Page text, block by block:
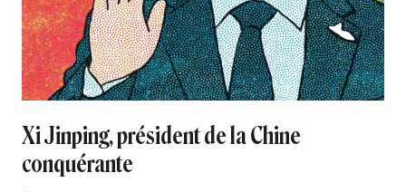
Xi Jinping, président de la Chine
conquérante